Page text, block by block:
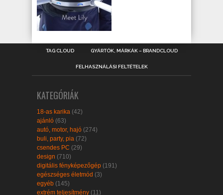
TAG CLOUD GYÁRTÓK, MÁRKÁK – BRANDCLOUD
FELHASZNÁLÁSI FELTÉTELEK
KATEGÓRIÁK
18-as karika (42)
ajánló (63)
autó, motor, hajó (274)
buli, party, pia (72)
csendes PC (29)
design (710)
digitális fényképezőgép (191)
egészséges életmód (3)
egyéb (145)
extrém teljesítmény (11)